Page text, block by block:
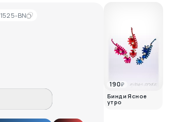
Корзина покупок пуста..
1525-BN
190₽
Бинди Ясное
утро